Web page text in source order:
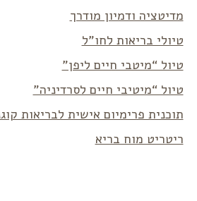
מדיטציה ודמיון מודרך
טיולי בריאות לחו”ל
טיול “מיטבי חיים ליפן”
טיול “מיטיבי חיים לסרדיניה”
תוכנית פרימיום אישית לבריאות
ריטריט מוח בריא